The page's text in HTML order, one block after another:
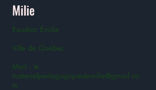
Milie
Escobar Émilie
Ville de Québec
Mail : le
materielpedagogiquedemilie@gmail.co
m